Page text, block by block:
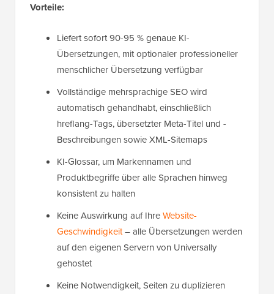
Vorteile:
Liefert sofort 90-95 % genaue KI-
Übersetzungen, mit optionaler professioneller
menschlicher Übersetzung verfügbar
Vollständige mehrsprachige SEO wird
automatisch gehandhabt, einschließlich
hreflang-Tags, übersetzter Meta-Titel und -
Beschreibungen sowie XML-Sitemaps
KI-Glossar, um Markennamen und
Produktbegriffe über alle Sprachen hinweg
konsistent zu halten
Keine Auswirkung auf IhreWebsite-
Geschwindigkeit– alle Übersetzungen werden
auf den eigenen Servern von Universally
gehostet
Keine Notwendigkeit, Seiten zu duplizieren